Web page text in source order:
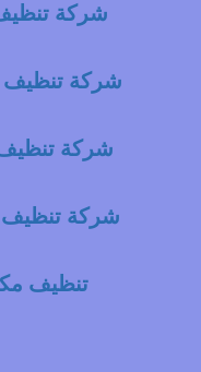
شركة
شركة تنظيف
شركة تنظيف
شركة تنظيف
تنظيف